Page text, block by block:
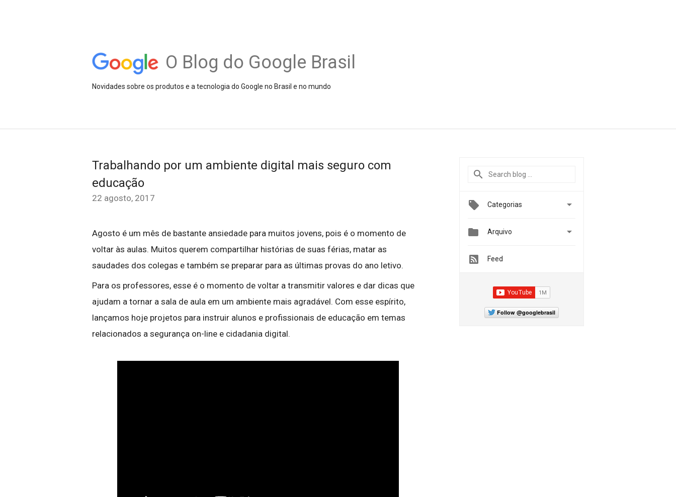
O Blog do Google Brasil
Novidades sobre os produtos e a tecnologia do Google no Brasil e no mundo
Trabalhando por um ambiente digital mais seguro com
educação
22 agosto, 2017
Agosto é um mês de bastante ansiedade para muitos jovens, pois é o momento de
voltar às aulas. Muitos querem compartilhar histórias de suas férias, matar as
saudades dos colegas e também se preparar para as últimas provas do ano letivo.
Para os professores, esse é o momento de voltar a transmitir valores e dar dicas que
ajudam a tornar a sala de aula em um ambiente mais agradável. Com esse espírito,
lançamos hoje projetos para instruir alunos e profissionais de educação em temas
relacionados a segurança on-line e cidadania digital.
Categorias 
 Arquivo 
Feed
Follow @googlebrasil